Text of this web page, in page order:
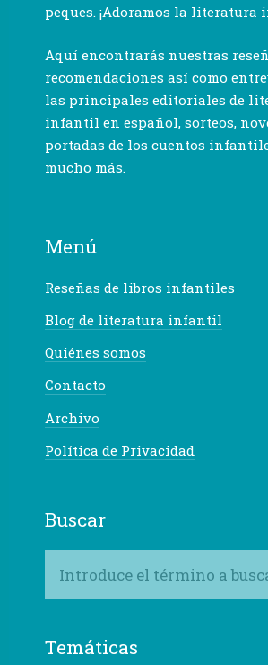
peques. ¡Adoramos la
Aquí encontrarás nuestras
recomendaciones así como
las principales editoriales de
infantil en español, sorteos,
portadas de los cuentos
mucho más.
Menú
Reseñas de libros infantiles
Blog de literatura infantil
Quiénes somos
Contacto
Archivo
Política de Privacidad
Buscar
Temáticas